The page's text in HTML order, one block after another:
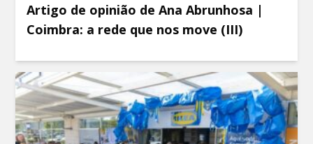
Artigo de opinião de Ana Abrunhosa |
Coimbra: a rede que nos move (III)